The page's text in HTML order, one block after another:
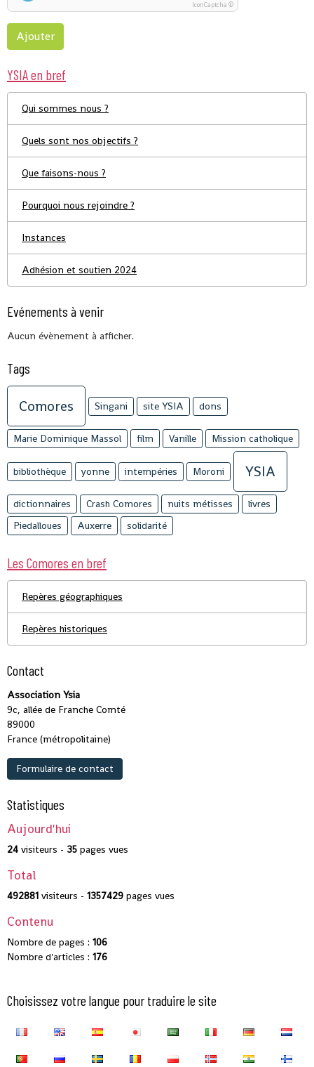
IconCaptcha ©
Ajouter
YSIA en bref
Qui sommes nous ?
Quels sont nos objectifs ?
Que faisons-nous ?
Pourquoi nous rejoindre ?
Instances
Adhésion et soutien 2024
Evénements à venir
Aucun évènement à afficher.
Tags
Comores Singani site YSIA dons
Marie Dominique Massol film Vanille Mission catholique
bibliothèque yonne intempéries Moroni YSIA
dictionnaires Crash Comores nuits métisses
livres
Piedalloues
Auxerre solidarité
Les Comores en bref
Repères géographiques
Repères historiques
Contact
Association Ysia
9c, allée de Franche Comté
89000
France (métropolitaine)
Formulaire de contact
Statistiques
Aujourd'hui
24 visiteurs - 35 pages vues
Total
492881 visiteurs - 1357429 pages vues
Contenu
Nombre de pages : 106
Nombre d'articles : 176
Choisissez votre langue pour traduire le site